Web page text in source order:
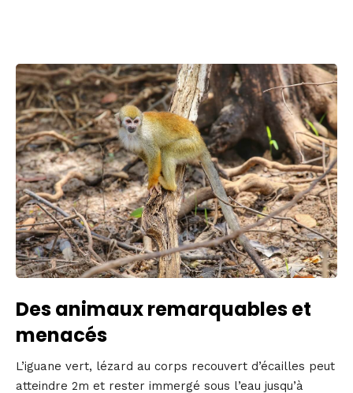
Des animaux remarquables et
menacés
L’iguane vert, lézard au corps recouvert d’écailles peut
atteindre 2m et rester immergé sous l’eau jusqu’à